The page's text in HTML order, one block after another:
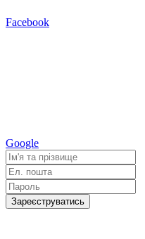
Facebook
Google
Зареєструватись